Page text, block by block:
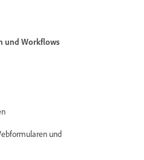
und Workflows
und